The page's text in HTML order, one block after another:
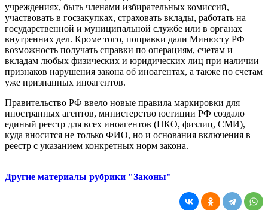
учреждениях, быть членами избирательных комиссий,
участвовать в госзакупках, страховать вклады, работать на
государственной и муниципальной службе или в органах
внутренних дел. Кроме того, поправки дали Минюсту РФ
возможность получать справки по операциям, счетам и
вкладам любых физических и юридических лиц при наличии
признаков нарушения закона об иноагентах, а также по счетам
уже признанных иноагентов.
Правительство РФ ввело новые правила маркировки для
иностранных агентов, министерство юстиции РФ создало
единый реестр для всех иноагентов (НКО, физлиц, СМИ),
куда вносится не только ФИО, но и основания включения в
реестр с указанием конкретных норм закона.
Другие материалы рубрики "Законы"